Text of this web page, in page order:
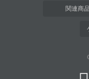
関連商品